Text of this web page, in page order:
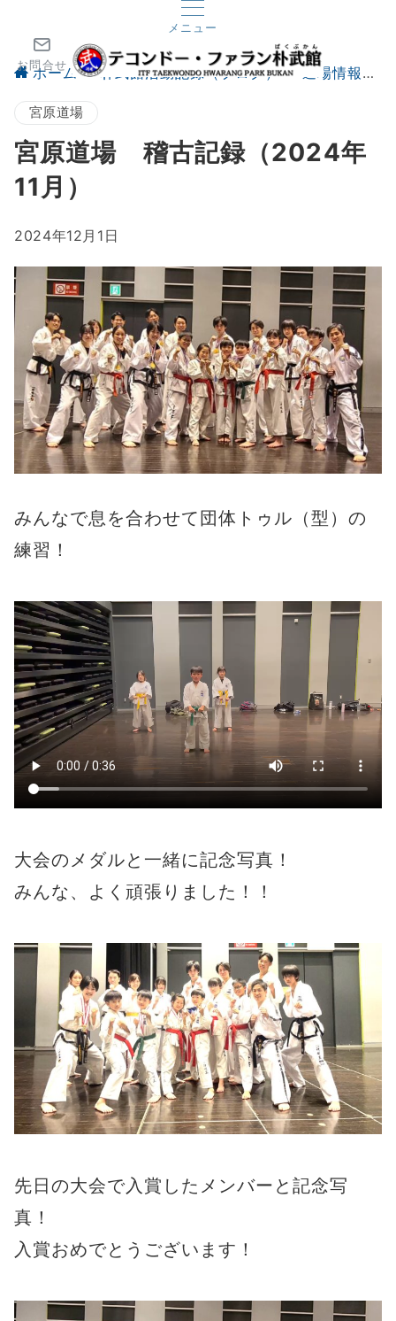
メニュー
お問合せ
ホーム 朴武館活動記録（ブログ） 道場情報
宮原道場
宮原道場 稽古記録（2024年
11月）
2024年12月1日
みんなで息を合わせて団体トゥル（型）の
練習！
大会のメダルと一緒に記念写真！
みんな、よく頑張りました！！
先日の大会で入賞したメンバーと記念写
真！
入賞おめでとうございます！